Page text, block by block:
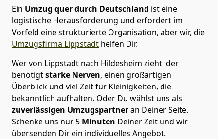
Ein Umzug quer durch Deutschland ist eine
logistische Herausforderung und erfordert im
Vorfeld eine strukturierte Organisation, aber wir, die
Umzugsfirma Lippstadt helfen Dir.
Wer von Lippstadt nach Hildesheim zieht, der
benötigtstarke Nerven, einen großartigen
Überblick und viel Zeit für Kleinigkeiten, die
bekanntlich aufhalten. Oder Du wählst uns als
zuverlässigen Umzugspartneran Deiner Seite.
Schenke uns nur 5 Minuten Deiner Zeit und wir
übersenden Dir ein individuelles Angebot.